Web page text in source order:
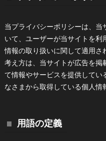
当プライバシーポリシーは、
いて、ユーザーが当サイトを
情報の取り扱いに関して適用
考え方は、当サイトが広告を掲
て情報やサービスを提供して
なさまから取得している個人情
用語の定義